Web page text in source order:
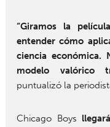
“Giramos la
entender cómo
ciencia económica.
modelo valórico
puntualizó la
Chicago Boys